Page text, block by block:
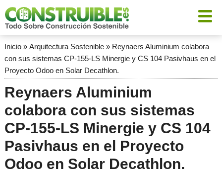
Inicio» Arquitectura Sostenible» Reynaers Aluminium colabora
con sus sistemas CP-155-LS Minergie y CS 104 Pasivhaus en el
Proyecto Odoo en Solar Decathlon.
Reynaers Aluminium
colabora con sus sistemas
CP-155-LS Minergie y CS 104
Pasivhaus en el Proyecto
Odoo en Solar Decathlon.